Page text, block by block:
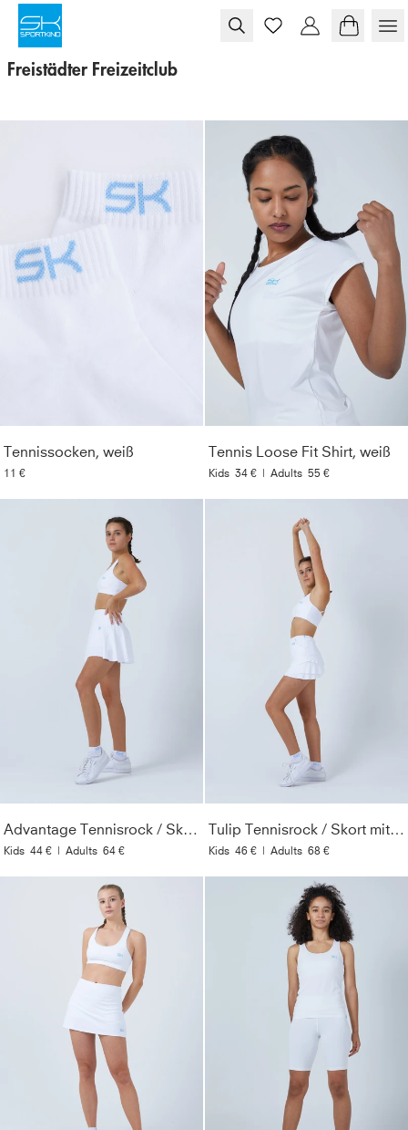
Freistädter Freizeitclub
Tennissocken, weiß
11 €
Tennis Loose Fit Shirt, weiß
Kids 34 € | Adults 55 €
Advantage Tennisrock / Skort mit Ballhalter, weiß
Kids 44 € | Adults 64 €
Tulip Tennisrock / Skort mit Taschen, weiß
Kids 46 € | Adults 68 €